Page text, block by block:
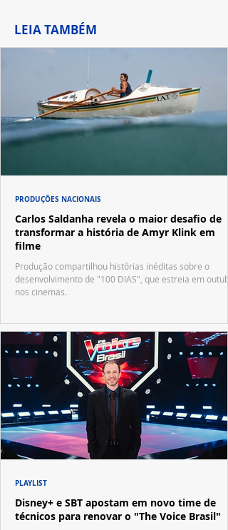
LEIA TAMBÉM
Carlos Saldanha revela o maior desafio de
transformar a história de Amyr Klink em
filme
Produção compartilhou histórias inéditas sobre o
desenvolvimento de "100 DIAS", que estreia em
nos cinemas.
PRODUÇÕES NACIONAIS
Disney+ e SBT apostam em novo time de
técnicos para renovar o "The Voice Brasil"
PLAYLIST